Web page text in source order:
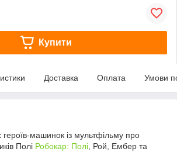
Купити
Доставка Оплата Умови
героїв-машинок із мультфільму про
Полі Робокар: Полі , Рой, Ембер та